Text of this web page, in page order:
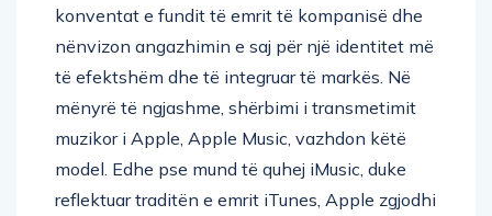
konventat e fundit të emrit të kompanisë dhe
nënvizon angazhimin e saj për një identitet më
të efektshëm dhe të integruar të markës. Në
mënyrë të ngjashme, shërbimi i transmetimit
muzikor i Apple, Apple Music, vazhdon këtë
model. Edhe pse mund të quhej iMusic, duke
reflektuar traditën e emrit iTunes, Apple zgjodhi